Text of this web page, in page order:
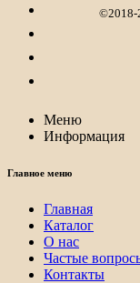
©2018-
Меню
Информация
Главное меню
Главная
Каталог
О нас
Частые
Контакты